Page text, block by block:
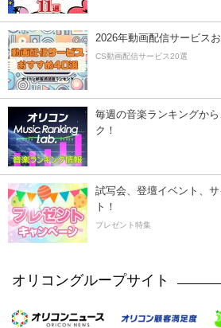
2026年動画配信サービス
CS動画配信サービス20選
毎週の音楽ランキングか
ク！
試写会、登壇イベント、
ト！
プレゼント特集
オリコングループサイト